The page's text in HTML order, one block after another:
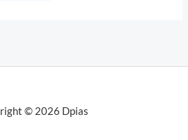
© 2026 Dpias